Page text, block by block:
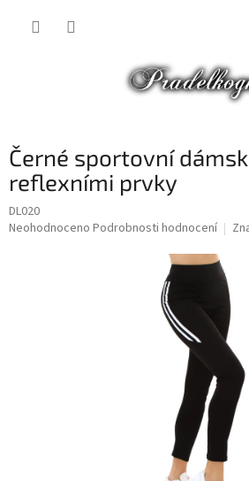
Černé sportovní
reflexními prvky
DL020
Průměrné
Neohodnoceno Podrobnosti hodnocení